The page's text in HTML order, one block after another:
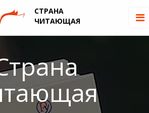
СТРАНА
ЧИТАЮЩАЯ